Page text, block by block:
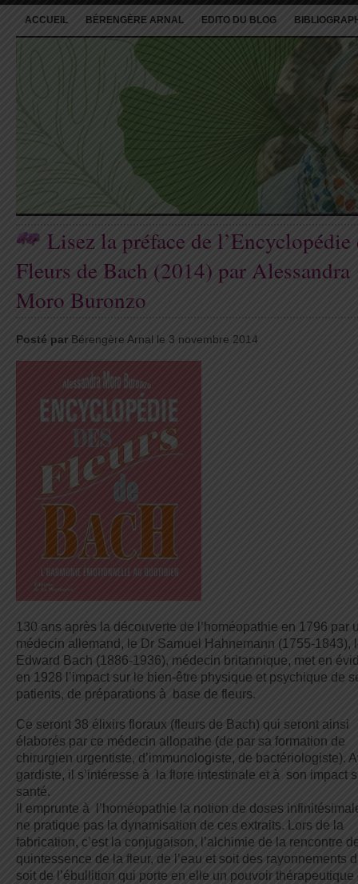
ACCUEIL BÉRENGÈRE ARNAL EDITO DU BLOG
Lisez la préface de l’Encyclopédie
Fleurs de Bach (2014) par Alessandra
Moro Buronzo
Posté par Bérengère Arnal le 3 novembre 2014
130 ans après la découverte de l’homéopathie en 1796 par
médecin allemand, le Dr Samuel Hahnemann (1755-1843),
Edward Bach (1886-1936), médecin britannique, met en
en 1928 l’impact sur le bien-être physique et psychique de
patients, de préparations à base de fleurs.
Ce seront 38 élixirs floraux (fleurs de Bach) qui seront ainsi
élaborés par ce médecin allopathe (de par sa formation de
chirurgien urgentiste, d’immunologiste, de bactériologiste).
gardiste, il s’intéresse à la flore intestinale et à son impact
santé.
Il emprunte à l’homéopathie la notion de doses
ne pratique pas la dynamisation de ces extraits. Lors de la
fabrication, c’est la conjugaison, l’alchimie de la rencontre
quintessence de la fleur, de l’eau et soit des rayonnements
soit de l’ébullition qui porte en elle un pouvoir thérapeutique